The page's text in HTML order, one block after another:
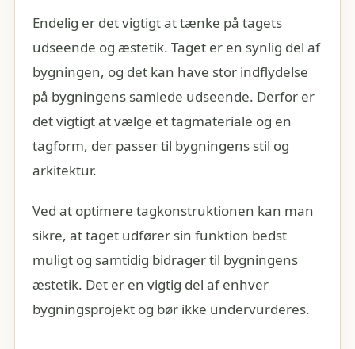
Endelig er det vigtigt at tænke på tagets
udseende og æstetik. Taget er en synlig del af
bygningen, og det kan have stor indflydelse
på bygningens samlede udseende. Derfor er
det vigtigt at vælge et tagmateriale og en
tagform, der passer til bygningens stil og
arkitektur.
Ved at optimere tagkonstruktionen kan man
sikre, at taget udfører sin funktion bedst
muligt og samtidig bidrager til bygningens
æstetik. Det er en vigtig del af enhver
bygningsprojekt og bør ikke undervurderes.